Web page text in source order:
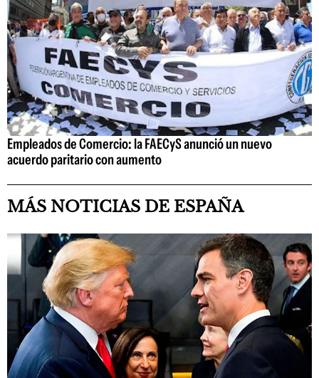
Empleados de Comercio: la FAECyS anunció un nuevo
acuerdo paritario con aumento
MÁS NOTICIAS DE ESPAÑA